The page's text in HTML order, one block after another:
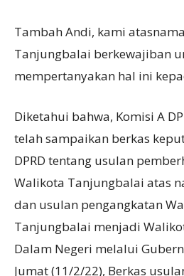
Tambah Andi, kami
Tanjungbalai berkewajiban
mempertanyakan hal ini
Diketahui bahwa, Komisi A
telah sampaikan berkas
DPRD tentang usulan
Walikota Tanjungbalai atas
dan usulan pengangkatan
Tanjungbalai menjadi
Dalam Negeri melalui
Jumat (11/2/22), Berkas